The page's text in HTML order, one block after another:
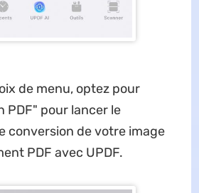
de menu, optez pour
PDF" pour lancer le
conversion de votre image
PDF avec UPDF.